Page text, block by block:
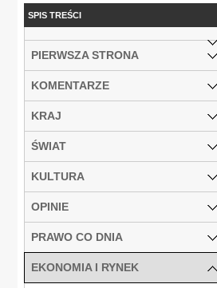
SPIS TREŚCI
PIERWSZA STRONA
KOMENTARZE
KRAJ
ŚWIAT
KULTURA
OPINIE
PRAWO CO DNIA
EKONOMIA I RYNEK